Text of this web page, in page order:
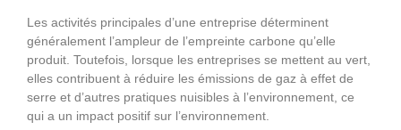
Les activités principales d’une entreprise déterminent
généralement l’ampleur de l’empreinte carbone qu’elle
produit. Toutefois, lorsque les entreprises se mettent au vert,
elles contribuent à réduire les émissions de gaz à effet de
serre et d’autres pratiques nuisibles à l’environnement, ce
qui a un impact positif sur l’environnement.